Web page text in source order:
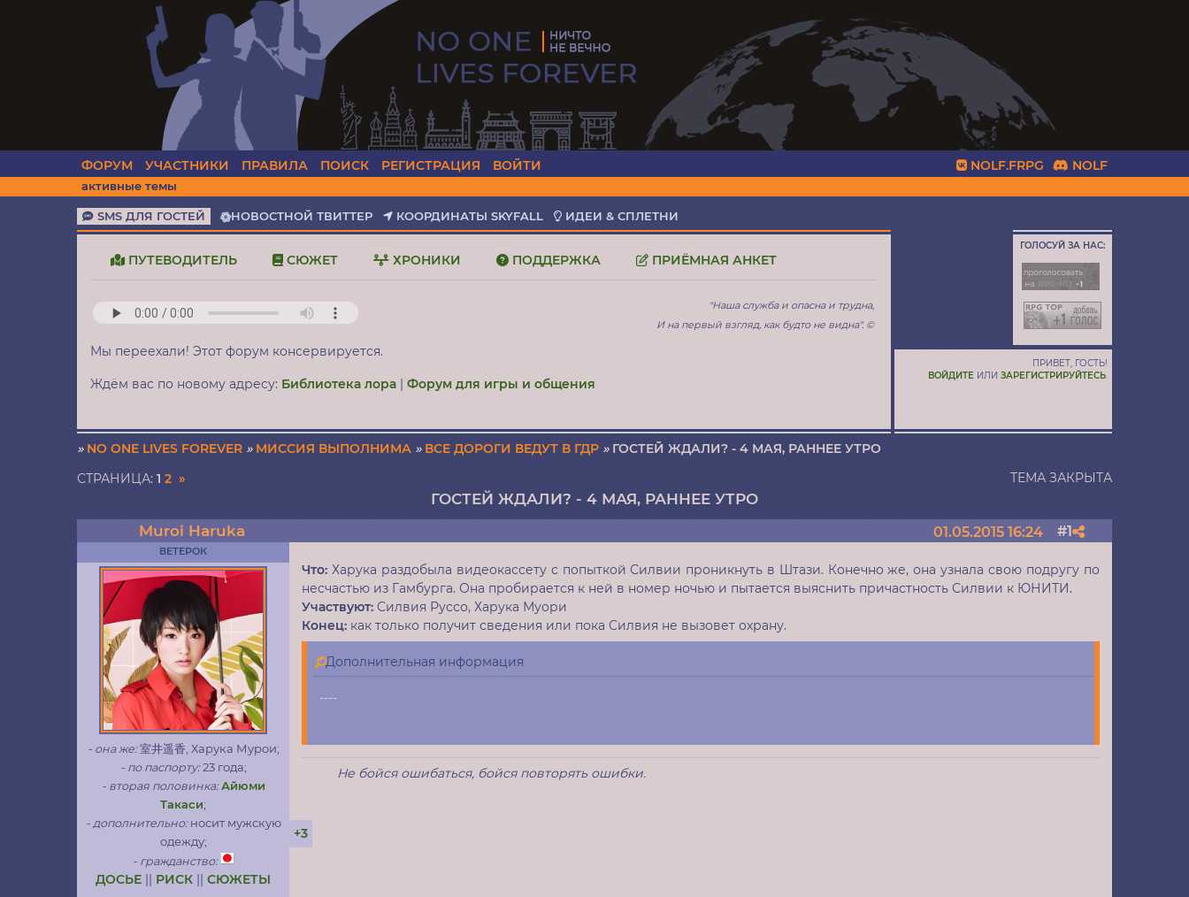
ФОРУМ УЧАСТНИКИ ПРАВИЛА ПОИСК РЕГИСТРАЦИЯ ВОЙТИ NOLF
NOLF.FRPG
активные темы
SMS ДЛЯ ГОСТЕЙ НОВОСТНОЙ ТВИТТЕР КООРДИНАТЫ SKYFALL ИДЕИ & СПЛЕТНИ
ПУТЕВОДИТЕЛЬ СЮЖЕТ ХРОНИКИ ПОДДЕРЖКА ПРИЁМНАЯ АНКЕТ
"Наша служба и опасна и трудна,
И на первый взгляд, как будто не видна". ©
Мы переехали! Этот форум консервируется.
Ждём вас по новому адресу: Библиотека лора |Форум для игры и общения
ГОЛОСУЙ ЗА НАС:
ПРИВЕТ, ГОСТЬ!
ВОЙДИТЕ ИЛИ ЗАРЕГИСТРИРУЙТЕСЬ.
» NО ONE LIVES FOREVER­­­ » МИССИЯ ВЫПОЛНИМА » ВСЕ ДОРОГИ ВЕДУТ В ГДР » ГОСТЕЙ ЖДАЛИ? - 4 МАЯ, РАННЕЕ УТРО
ГОСТЕЙ ЖДАЛИ? - 4 МАЯ, РАННЕЕ УТРО
СТРАНИЦА:1 2 » ТЕМА ЗАКРЫТА
1
01.05.2015 16:24
Muroi Haruka
ВЕТЕРОК
- она же:室井遥香, Харука Мурои;
- по паспорту:23 года;
- вторая половинка: Айюми
Такаси;
- дополнительно:носит мужскую
одежду;
- гражданство:
ДОСЬЕ РИСК ||СЮЖЕТЫ
Что: Харука раздобыла видеокассету с попыткой Силвии проникнуть в Штази. Конечно же, она узнала свою подругу по
несчастью из Гамбурга. Она пробирается к ней в номер ночью и пытается выяснить причастность Силвии к ЮНИТИ.
Участвуют: Силвия Руссо, Харука Муори
Конец: как только получит сведения или пока Силвия не вызовет охрану.
Дополнительная информация
----
Не бойся ошибаться, бойся повторять ошибки.
+3